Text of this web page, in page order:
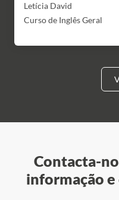
Letícia David
Curso de Inglês Geral
Contacta-
informação